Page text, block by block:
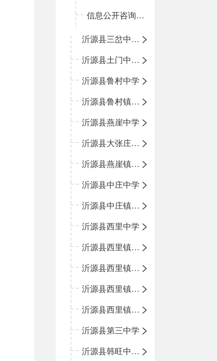
信息公开咨询指南
沂源县三岔中心学校
沂源县土门中心学校
沂源县鲁村中学
沂源县鲁村镇中心小学
沂源县燕崖中学
沂源县大张庄中心学校
沂源县燕崖镇中心小学
沂源县中庄中学
沂源县中庄镇中心小学
沂源县西里中学
沂源县西里镇中心小学
沂源县西里镇柳枝峪回民小学
沂源县西里镇金星完全小学
沂源县西里镇团圆小学
沂源县第三中学
沂源县韩旺中心学校